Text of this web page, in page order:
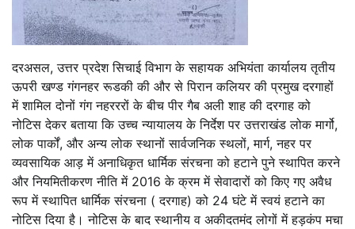
दरअसल, उत्तर प्रदेश सिचाई विभाग के सहायक अभियंता कार्यालय तृतीय
ऊपरी खण्ड गंगनहर रूडकी की और से पिरान कलियर की प्रमुख दरगाहों
में शामिल दोनों गंग नहरररों के बीच पीर गैब अली शाह की दरगाह को
नोटिस देकर बताया कि उच्च न्यायालय के निर्देश पर उत्तराखंड लोक मार्गो,
लोक पार्कों, और अन्य लोक स्थानों सार्वजनिक स्थलों, मार्ग, नहर पर
व्यवसायिक आड़ में अनाधिकृत धार्मिक संरचना को हटाने पुने स्थापित करने
और नियमितीकरण नीति में 2016 के क्रम में सेवादारों को किए गए अवैध
रूप में स्थापित धार्मिक संरचना ( दरगाह) को 24 घंटे में स्वयं हटाने का
नोटिस दिया है। नोटिस के बाद स्थानीय व अकीदतमंद लोगों में हड़कंप मचा